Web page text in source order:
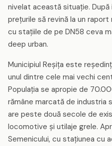
nivelat această situație. După
prețurile să revină la un
cu stațiile de pe DN58 ceva
deep urban.
Municipiul Reșița este
unul dintre cele mai vechi
Populația se apropie de
rămâne marcată de industria
are peste două secole de
locomotive și utilaje grele.
Semenicului, cu stațiunea cu